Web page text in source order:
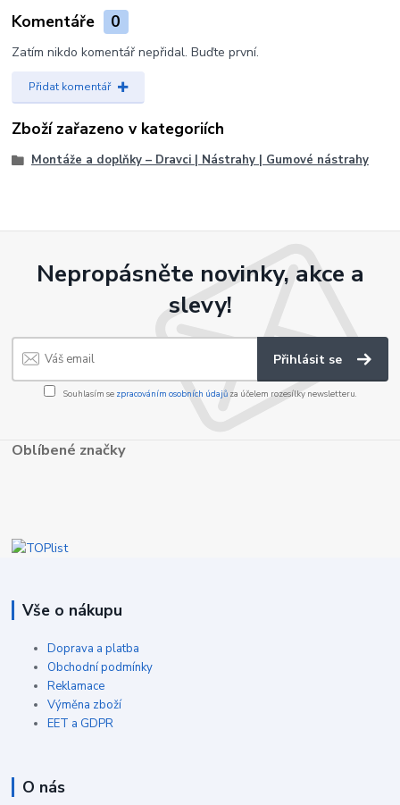
Komentáře 0
Zatím nikdo komentář nepřidal. Buďte první.
Přidat komentář
Zboží zařazeno v kategoriích
Montáže a doplňky – Dravci | Nástrahy | Gumové nástrahy
Nepropásněte novinky, akce a
slevy!
Přihlásit se
Souhlasím se zpracováním osobních údajůza účelem rozesílky newsletteru.
Oblíbené značky
Vše o nákupu
Doprava a platba
Obchodní podmínky
Reklamace
Výměna zboží
EET a GDPR
O nás